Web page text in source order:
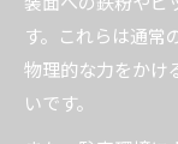
す。これらは通常
物理的な力をかけ
いです。